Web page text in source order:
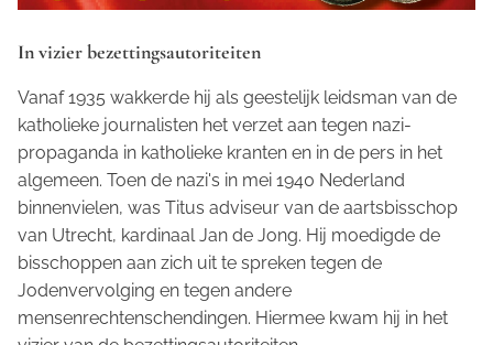
In vizier bezettingsautoriteiten
Vanaf 1935 wakkerde hij als geestelijk leidsman van de
katholieke journalisten het verzet aan tegen nazi-
propaganda in katholieke kranten en in de pers in het
algemeen. Toen de nazi's in mei 1940 Nederland
binnenvielen, was Titus adviseur van de aartsbisschop
van Utrecht, kardinaal Jan de Jong. Hij moedigde de
bisschoppen aan zich uit te spreken tegen de
Jodenvervolging en tegen andere
mensenrechtenschendingen. Hiermee kwam hij in het